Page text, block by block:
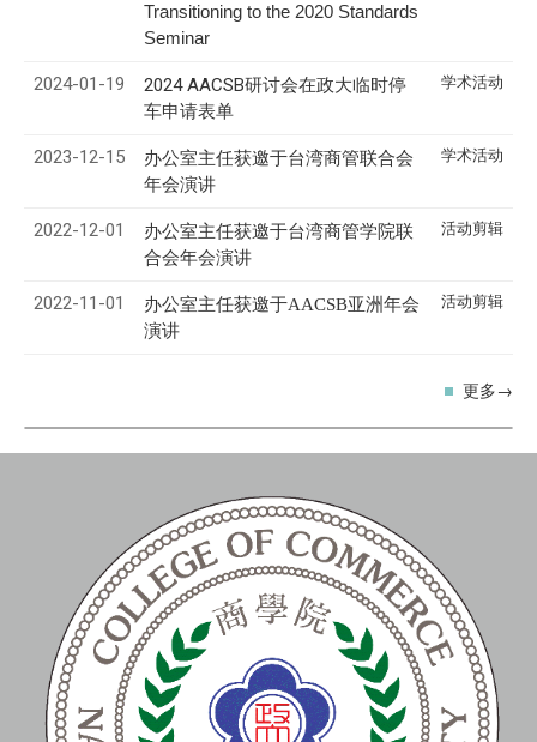
Transitioning to the 2020 Standards
Seminar
2024-01-19
2024 AACSB研讨会在政大临时停
车申请表单
学术活动
2023-12-15
办公室主任获邀于台湾商管联合会
年会演讲
学术活动
2022-12-01
办公室主任获邀于台湾商管学院联
合会年会演讲
活动剪辑
2022-11-01
办公室主任获邀于AACSB亚洲年会
演讲
活动剪辑
更多→